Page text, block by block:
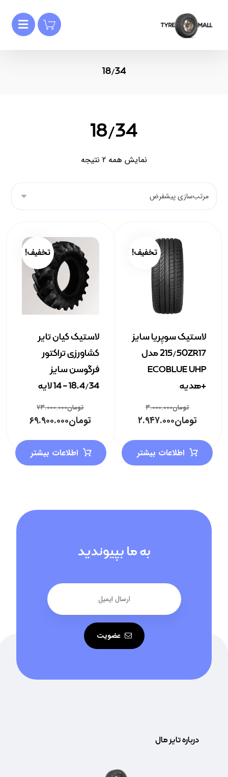
18/34
18/34
نمایش همه 2 نتیجه
لاستیک سوپریا سایز
215/50ZR17 مدل
ECOBLUE UHP
+هدیه
تومان۳.۰۰۰.۰۰۰
تومان۲.۹۴۷.۰۰۰
تخفیف!
اطلاعات بیشتر
لاستیک کیان تایر
کشاورزی تراکتور
فرگوسن سایز
18.4/34 – 14 لایه
تومان۷۳.۰۰۰.۰۰۰
تومان۶۹.۹۰۰.۰۰۰
تخفیف!
اطلاعات بیشتر
به ما بپیوندید
عضویت
درباره تایر مال